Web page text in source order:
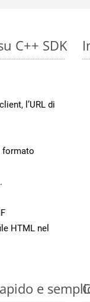
C++ SDK
l’URL di
formato
HTML nel
e